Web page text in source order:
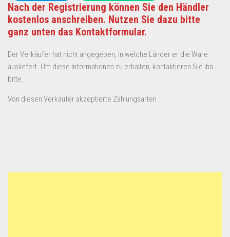
Nach der Registrierung können Sie den Händler
kostenlos anschreiben. Nutzen Sie dazu bitte
ganz unten das Kontaktformular.
Der Verkäufer hat nicht angegeben, in welche Länder er die Ware
ausliefert. Um diese Informationen zu erhalten, kontaktieren Sie ihn
bitte.
Von diesen Verkäufer akzeptierte Zahlungsarten